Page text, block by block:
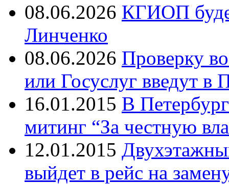
08.06.2026 КГИОП
Линченко
08.06.2026 Проверку
или Госуслуг введут в
16.01.2015 В
митинг “За честную
12.01.2015
выйдет в рейс на